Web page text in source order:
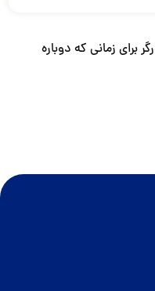
برای زمانی که دوباره